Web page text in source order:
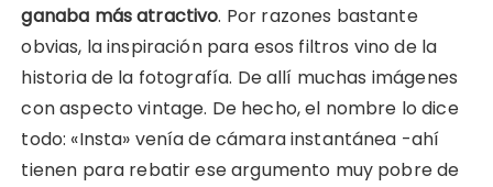
ganaba más atractivo. Por razones bastante
obvias, la inspiración para esos filtros vino de la
historia de la fotografía. De allí muchas imágenes
con aspecto vintage. De hecho, el nombre lo dice
todo: «Insta» venía de cámara instantánea -ahí
tienen para rebatir ese argumento muy pobre de